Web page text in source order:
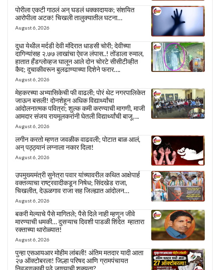
पोरीला एकटी गाठलं अन् घडलं धक्कादायक; संशयित
आरोपीला अटक! चिखली तालुक्यातील घटना…
August 6, 2026
दुधा येथील मर्दडी देवी मंदिरात धाडसी चोरी; देवीच्या
दागिन्यांसह २.७७ लाखांचा ऐवज लंपास..! तोंडाला रुमाल,
हातात हँडग्लोव्हज घालून आले दोन चोरटे सीसीटीव्हीत
कैद; दुचाकीवरून बुलढाण्याच्या दिशेने फरार….
August 6, 2026
मेहकरच्या अभ्यासिकेची फी वाढली; पोरं थेट नगरपालिकेत
जाऊन बसली! दोनशेहून अधिक विद्यार्थ्यांचा
आंदोलनात्मक पवित्रा; शुल्क कमी करण्याची मागणी, माजी
आमदार संजय रायमूलकरांनी घेतली विद्यार्थ्यांची बाजू….
August 6, 2026
लगीन करतो म्हणत जवळीक वाढवली; पोटात बाळ आलं,
अन् पठ्ठ्यानं लग्नाला नकार दिला!
August 6, 2026
उपमुख्यमंत्री सुनेत्रा पवार यांच्यावरील कथित आक्षेपार्ह
वक्तव्याचा राष्ट्रवादीकडून निषेध; सिंदखेड राजा,
चिखलीत, देऊळगाव राजा सह जिल्ह्यात आंदोलन…
August 6, 2026
बकरी मेल्याचे पैसे मागितले; पैसे दिले नाही म्हणून जीवे
मारण्याची धमकी… दुसऱ्याच दिवशी पाडळी शिंदेत म्हातारा
रक्ताच्या थारोळ्यात!
August 6, 2026
पुन्हा एसआयआर मोहीम लांबली! अंतिम मतदार यादी आता
२७ ऑक्टोबरला! जिल्हा परिषद आणि ग्रामपंचायत